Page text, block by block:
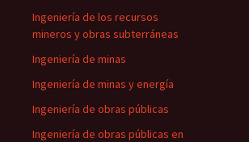
Ingeniería de los recursos
mineros y obras subterráneas
Ingeniería de minas
Ingeniería de minas y energía
Ingeniería de obras públicas
Ingeniería de obras públicas en